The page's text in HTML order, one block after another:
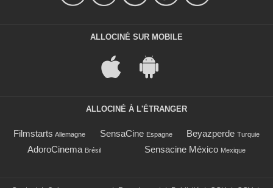
ALLOCINÉ SUR MOBILE
ALLOCINÉ À L'ÉTRANGER
Filmstarts Allemagne SensaCine Espagne Beyazperde Turquie
AdoroCinema Brésil Sensacine México Mexique